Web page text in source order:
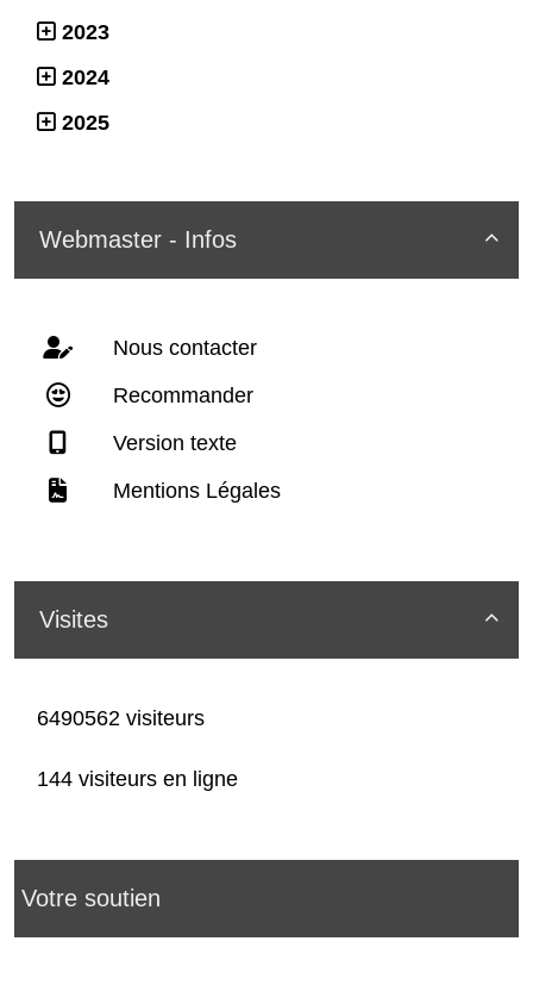
2023
2024
2025

Webmaster - Infos
Nous contacter
Recommander
Version texte
Mentions Légales

Visites
6490562 visiteurs
144 visiteurs en ligne
Votre soutien